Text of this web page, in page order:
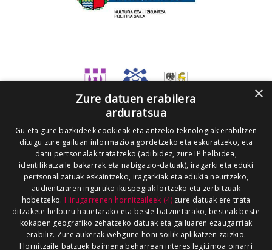
×
Zure datuen erabilera
arduratsua
Gu eta gure bazkideek cookieak eta antzeko teknologiak erabiltzen
ditugu zure gailuan informazioa gordetzeko eta eskuratzeko, eta
datu pertsonalak tratatzeko (adibidez, zure IP helbidea,
identifikatzaile bakarrak eta nabigazio-datuak), iragarki eta eduki
pertsonalizatuak eskaintzeko, iragarkiak eta edukia neurtzeko,
audientziaren inguruko ikuspegiak lortzeko eta zerbitzuak
hobetzeko. Hirugarrenen hornitzaileek (4)zure datuak ere trata
ditzakete helburu hauetarako eta beste batzuetarako, besteak beste
kokapen geografiko zehatzeko datuak eta gailuaren ezaugarriak
erabiliz. Zure aukerak webgune honi soilik aplikatzen zaizkio.
Hornitzaile batzuek baimena beharrean interes legitimoa oinarri